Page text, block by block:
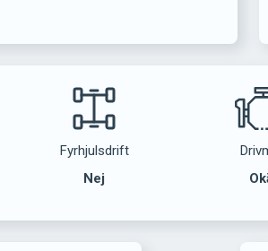
Fyrhjulsdrift
Nej